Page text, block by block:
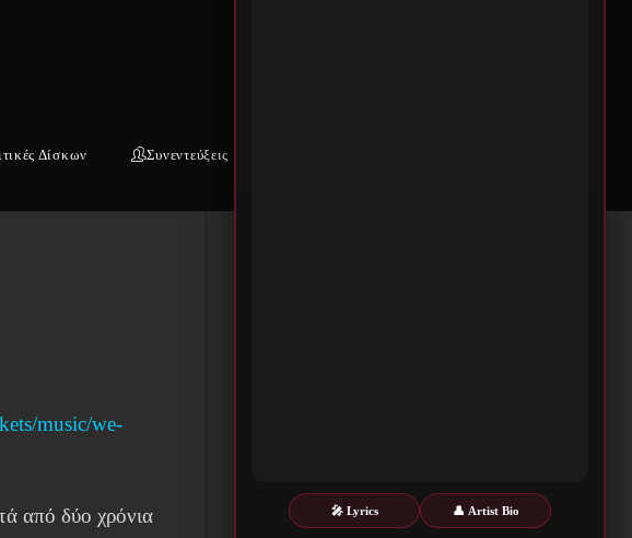
🎤 Lyrics 👤 Artist Bio
Δίσκων Συνεντεύξεις
music/we-
από δύο χρόνια